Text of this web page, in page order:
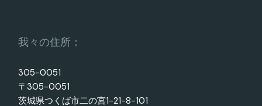
我々の住所：
305-0051
〒305-0051
茨城県つくば市二の宮1-21-8-101